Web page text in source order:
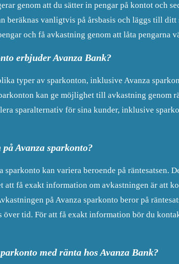
genom att du sätter in pengar på kontot och
beräknas vanligtvis på årsbasis och läggs till
och få avkastning genom att låta pengarna
erbjuder Avanza Bank?
typer av sparkonton, inklusive Avanza
kan ge möjlighet till avkastning genom
sparalternativ för sina kunder, inklusive
Avanza sparkonto?
sparkonto kan variera beroende på räntesatsen.
att få exakt information om avkastningen är att
på Avanza sparkonto beror på
tid. För att få exakt information bör du
med ränta hos Avanza Bank?